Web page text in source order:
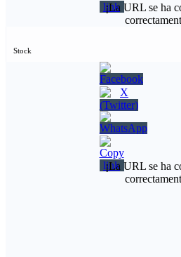
¡La URL se ha
Stock
¡La URL se ha